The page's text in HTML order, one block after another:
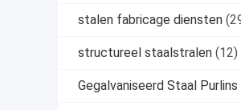
stalen fabricage diensten
structureel staalstralen (12)
Gegalvaniseerd Staal Purlins